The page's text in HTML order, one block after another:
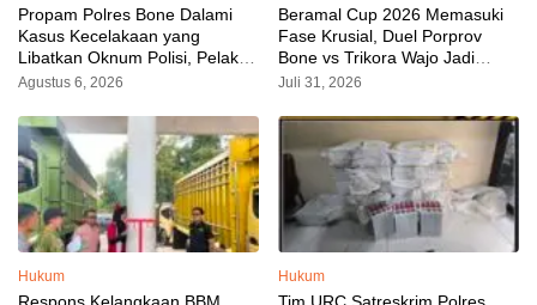
Propam Polres Bone Dalami
Kasus Kecelakaan yang
Libatkan Oknum Polisi, Pelaku
Sudah Diamankan
Agustus 6, 2026
Beramal Cup 2026 Memasuki
Fase Krusial, Duel Porprov
Bone vs Trikora Wajo Jadi
Sorotan Malam Ini
Juli 31, 2026
Hukum
Respons Kelangkaan BBM,
Hukum
Tim URC Satreskrim Polres